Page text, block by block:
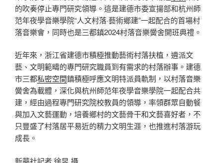
的吹奏停止專門研究領導。這是建德市委宣揚部和杭州師
范年夜學音樂學院“人文村落·藝術鄉建”一起配合的首場村
落音樂會，同時也是三都鎮2024村落音樂黌舍開班典禮。
近年來，浙江省建德市積極推動藝術村落扶植，遴派文
藝、文明範疇的專門研究職員到有需求的村落辦事。建德
市三都私密空間鎮積極呼應文明特派員軌制，以村落音樂
黌舍為載體，深化與杭州師范年夜學音樂學院一起配合共
建，經由過程專門研究院校教員的領導，率領群眾自動餐
與加入文藝運動，培養鄉村的文藝骨干和文藝喜好者，不
只豐盛了村落居平易近的精力文明生涯，也推進村落游玩
成長。
新華社記者 徐昱 攝